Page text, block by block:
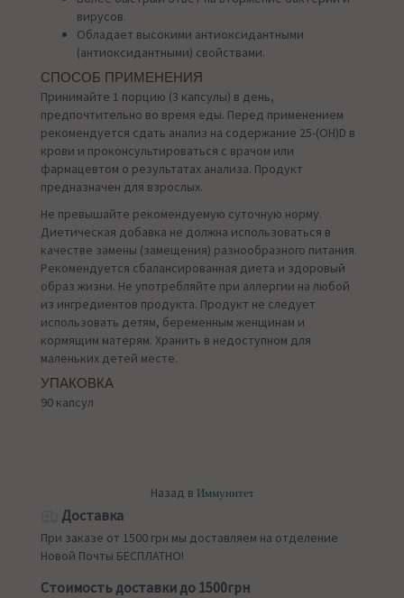
вирусов.
Обладает высокими антиоксидантными
(антиоксидантными) свойствами.
СПОСОБ ПРИМЕНЕНИЯ
Принимайте 1 порцию (3 капсулы) в день,
предпочтительно во время еды. Перед применением
рекомендуется сдать анализ на содержание 25-(OH)D в
крови и проконсультироваться с врачом или
фармацевтом о результатах анализа. Продукт
предназначен для взрослых.
Не превышайте рекомендуемую суточную норму.
Диетическая добавка не должна использоваться в
качестве замены (замещения) разнообразного питания.
Рекомендуется сбалансированная диета и здоровый
образ жизни. Не употребляйте при аллергии на любой
из ингредиентов продукта. Продукт не следует
использовать детям, беременным женщинам и
кормящим матерям. Хранить в недоступном для
маленьких детей месте.
УПАКОВКА
90 капсул
Назад в Иммунитет
Доставка
При заказе от 1500 грн мы доставляем на отделение
Новой Почты БЕСПЛАТНО!
Стоимость доставки до 1500грн